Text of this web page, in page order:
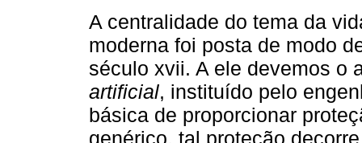
A centralidade do tema da
moderna foi posta de modo
século xvii. A ele devemos o
artificial, instituído pelo
básica de proporcionar
genérico, tal proteção